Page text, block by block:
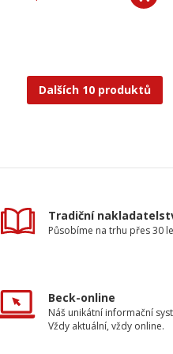
Dalších 10 produktů
Tradiční
Působíme na trhu přes 30
Beck-online
Náš unikátní informační
Vždy aktuální, vždy online.